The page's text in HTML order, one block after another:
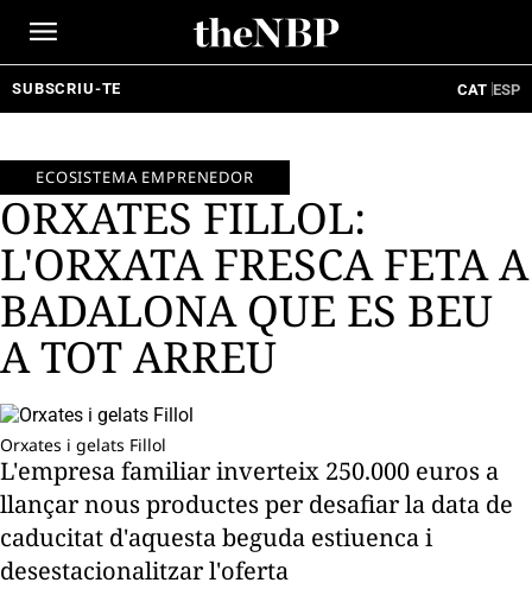
SUBSCRIU-TE CAT ESP
ECOSISTEMA EMPRENEDOR
ORXATES FILLOL:
L'ORXATA FRESCA FETA A
BADALONA QUE ES BEU
A TOT ARREU
Orxates i gelats Fillol
L'empresa familiar inverteix 250.000 euros a
llançar nous productes per desafiar la data de
caducitat d'aquesta beguda estiuenca i
desestacionalitzar l'oferta